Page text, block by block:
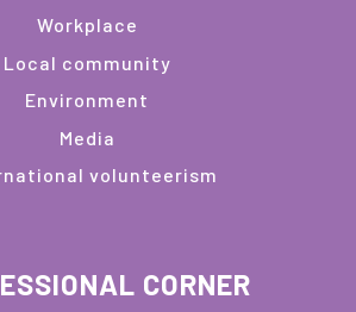
Workplace
Local community
Environment
Media
volunteerism
CORNER